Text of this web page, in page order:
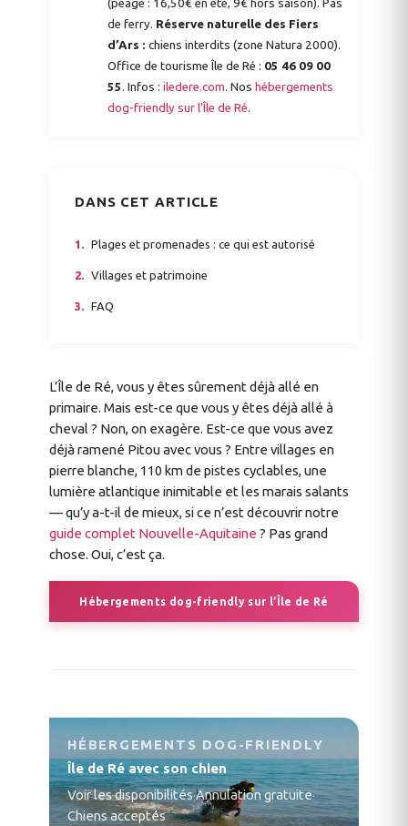
(péage : 16,50€ en été, 9€ hors saison). Pas
de ferry. Réserve naturelle des Fiers
d’Ars : chiens interdits (zone Natura 2000).
Office de tourisme Île de Ré : 05 46 09 00
55. Infos : iledere.com. Nos hébergements
dog-friendly sur l’Île de Ré.
DANS CET ARTICLE
Plages et promenades : ce qui est autorisé
Villages et patrimoine
FAQ
L’Île de Ré, vous y êtes sûrement déjà allé en
primaire. Mais est-ce que vous y êtes déjà allé à
cheval ? Non, on exagère. Est-ce que vous avez
déjà ramené Pitou avec vous ? Entre villages en
pierre blanche, 110 km de pistes cyclables, une
lumière atlantique inimitable et les marais salants
— qu’y a-t-il de mieux, si ce n’est découvrir notre
guide complet Nouvelle-Aquitaine ? Pas grand
chose. Oui, c’est ça.
Hébergements dog-friendly sur l’Île de Ré
HÉBERGEMENTS DOG-FRIENDLY
Île de Ré avec son chien
Voir les disponibilités·Annulation gratuite·
Chiens acceptés